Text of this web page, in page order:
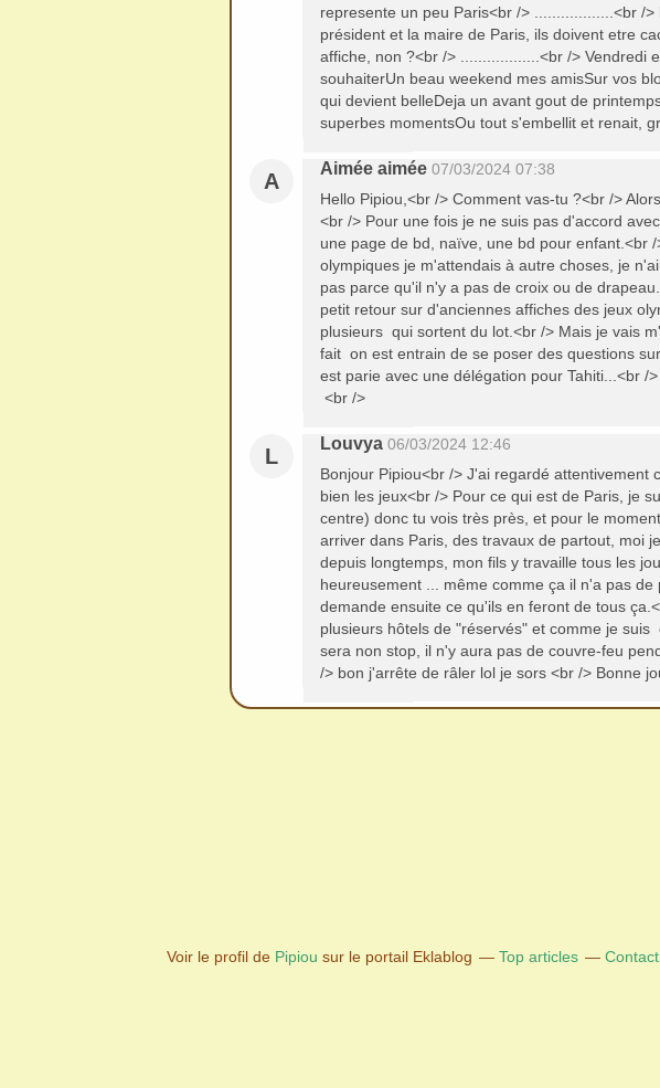
represente un peu Paris<br /> ..................<br /
président et la maire de Paris, ils doivent etre
affiche, non ?<br /> ..................<br /> Vendredi
souhaiterUn beau weekend mes amisSur vos
qui devient belleDeja un avant gout de
superbes momentsOu tout s'embellit et renait,
A
Aimée aimée 07/03/2024 07:38
Hello Pipiou,<br /> Comment vas-tu ?<br />
<br /> Pour une fois je ne suis pas d'accord
une page de bd, naïve, une bd pour enfant.<br
olympiques je m'attendais à autre choses, je
pas parce qu'il n'y a pas de croix ou de
petit retour sur d'anciennes affiches des jeux
plusieurs qui sortent du lot.<br /> Mais je vais
fait on est entrain de se poser des questions
est parie avec une délégation pour Tahiti...<br /
<br />
L
Louvya 06/03/2024 12:46
Bonjour Pipiou<br /> J'ai regardé attentivement
bien les jeux<br /> Pour ce qui est de Paris, je
centre) donc tu vois très près, et pour le
arriver dans Paris, des travaux de partout, moi
depuis longtemps, mon fils y travaille tous les
heureusement ... même comme ça il n'a pas de
demande ensuite ce qu'ils en feront de tous
plusieurs hôtels de "réservés" et comme je
sera non stop, il n'y aura pas de couvre-feu
/> bon j'arrête de râler lol je sors <br /> Bonne
Voir le profil de Pipiou sur le portail Eklablog Top articles Contact